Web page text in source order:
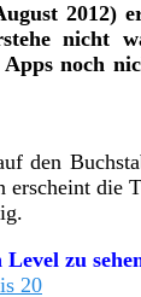
2012)
nicht
noch
den
erscheint
zu
20